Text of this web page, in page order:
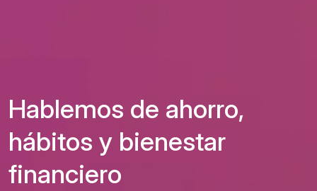
Hablemos de ahorro,
hábitos y bienestar
financiero